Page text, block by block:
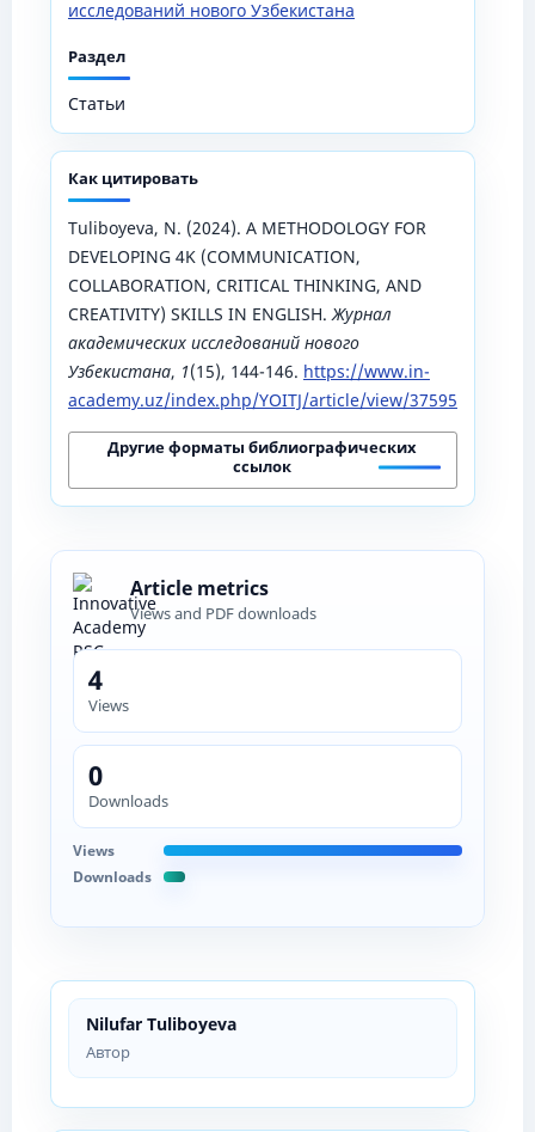
Nilufar Tuliboyeva
Автор
исследований нового Узбекистана
Раздел
Статьи
Как цитировать
Tuliboyeva, N. (2024). A METHODOLOGY FOR
DEVELOPING 4K (COMMUNICATION,
COLLABORATION, CRITICAL THINKING, AND
CREATIVITY) SKILLS IN ENGLISH.Журнал
академических исследований нового
Узбекистана, 1(15), 144-146. https://www.in-
academy.uz/index.php/YOITJ/article/view/37595
Другие форматы библиографических
ссылок
Article metrics
Views and PDF downloads
4
Views
0
Downloads
Views
Downloads